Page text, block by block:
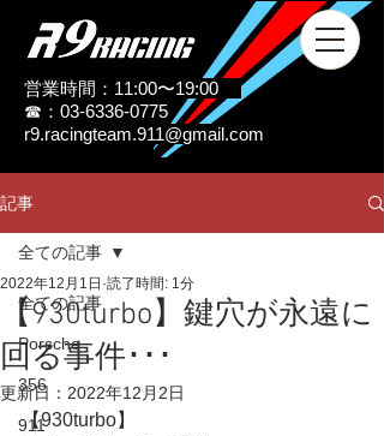
営業時間：11:00〜19:00
☎：03-6336-0775
r9.racingteam.911@gmail.com
記事
全ての記事
Porsche
356
911
全ての記事
【930turbo】鍵穴が永遠に
回る事件･･･
2022年12月1日 読了時間: 1分
更新日： 2022年12月2日
【930turbo】